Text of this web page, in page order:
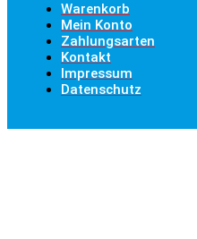
Warenkorb
Mein Konto
Zahlungsarten
Kontakt
Impressum
Datenschutz